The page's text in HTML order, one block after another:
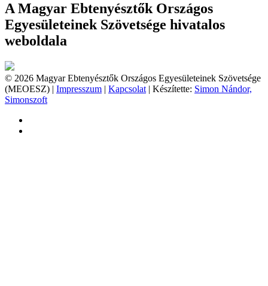
A Magyar Ebtenyésztők Országos
Egyesületeinek Szövetsége hivatalos
weboldala
© 2026 Magyar Ebtenyésztők Országos Egyesületeinek Szövetsége
(MEOESZ) | Impresszum | Kapcsolat | Készítette: Simon Nándor,
Simonszoft